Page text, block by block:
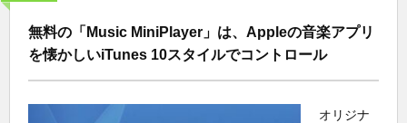
無料の「Music MiniPlayer」は、Appleの音楽アプリ
を懐かしいiTunes 10スタイルでコントロール
オリジナ